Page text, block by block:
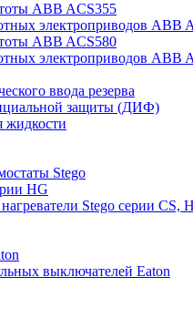
ABB ACS355
электроприводов ABB
ABB ACS580
электроприводов ABB
ввода резерва
защиты (ДИФ)
жидкости
Stego
HG
Stego серии CS,
выключателей Eaton